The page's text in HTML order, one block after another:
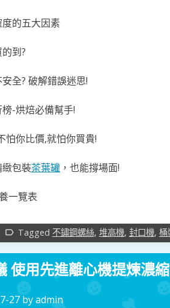
的五大因素
到?
全? 破解錯誤迷思!
-烘焙必備幫手!
怕你比價,就怕你買貴!
包裝茶葉罐，也能撐場面!
一覽表
label_outline Tagged 不鏽鋼螺絲, 堆高機, 封口機, 桶
使用先進離心機提煉濃
27 byadmin